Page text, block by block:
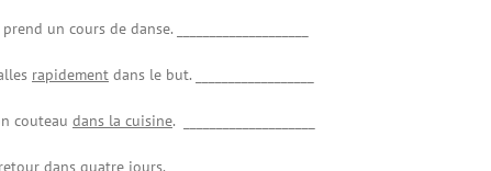
un cours de danse. ____________________
rapidementdans le but. __________________
couteau dans la cuisine. ____________________